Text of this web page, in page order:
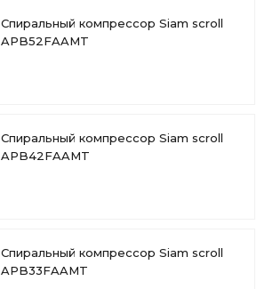
Спиральный компрессор Siam scroll
APB52FAAMT
Спиральный компрессор Siam scroll
APB42FAAMT
Спиральный компрессор Siam scroll
APB33FAAMT